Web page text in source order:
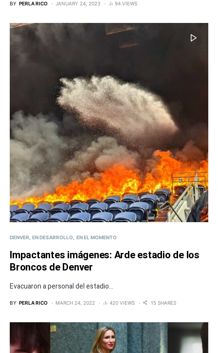
BY PERLA RICO JANUARY 24, 2023 94 VIEWS
DENVER EN DESARROLLO EN EL MOMENTO
Impactantes imágenes: Arde estadio de los
Broncos de Denver
Evacuaron a personal del estadio...
BY PERLA RICO MARCH 24, 2022 420 VIEWS 15 SHARES